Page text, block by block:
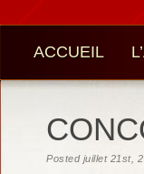
ACCUEIL
Posted juillet 21st,